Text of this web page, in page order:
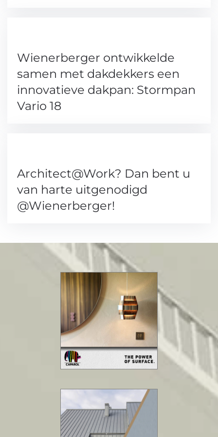
Wienerberger ontwikkelde
samen met dakdekkers een
innovatieve dakpan: Stormpan
Vario 18
Architect@Work? Dan bent u
van harte uitgenodigd
@Wienerberger!